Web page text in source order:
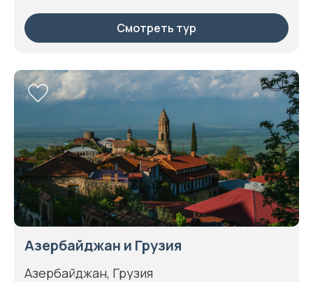
Смотреть тур
Азербайджан и Грузия
Азербайджан, Грузия